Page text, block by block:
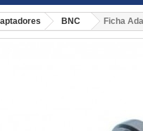
BNC Ficha